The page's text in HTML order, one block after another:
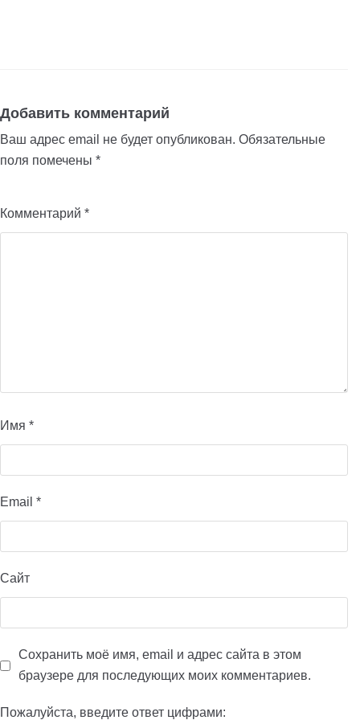
Добавить комментарий
Ваш адрес email не будет опубликован. Обязательные
поля помечены *
Комментарий *
Имя *
Email *
Сайт
Сохранить моё имя, email и адрес сайта в этом
браузере для последующих моих комментариев.
Пожалуйста, введите ответ цифрами: